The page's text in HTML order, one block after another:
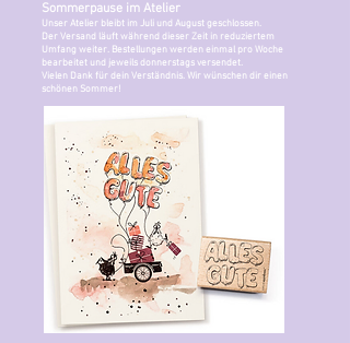
Sommerpause im Atelier
Unser Atelier bleibt im Juli und August geschlossen.
Der Versand läuft während dieser Zeit in reduziertem
Umfang weiter. Bestellungen werden einmal pro Woche
bearbeitet und jeweils donnerstags versendet.
Vielen Dank für dein Verständnis. Wir wünschen dir einen
schönen Sommer!